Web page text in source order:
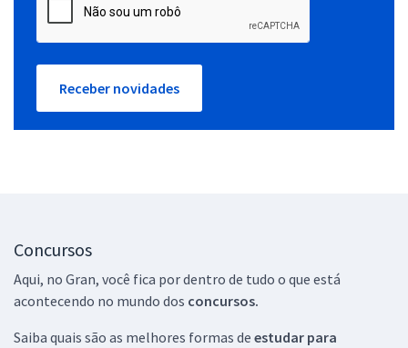
Receber novidades
Concursos
Aqui, no Gran, você fica por dentro de tudo o que está
acontecendo no mundo dos concursos.
Saiba quais são as melhores formas de estudar para